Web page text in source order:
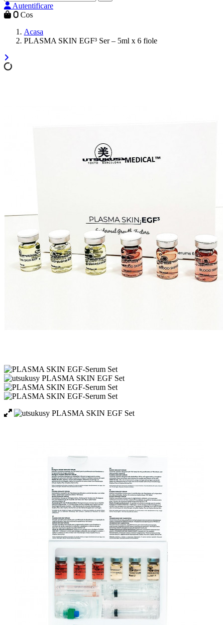
Autentificare
0 Cos
Acasa
PLASMA SKIN EGF³ Ser – 5ml x 6 fiole